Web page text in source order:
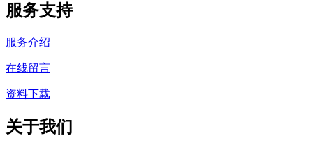
服务支持
服务介绍
在线留言
资料下载
关于我们